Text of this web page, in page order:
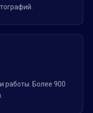
работы. Более 900